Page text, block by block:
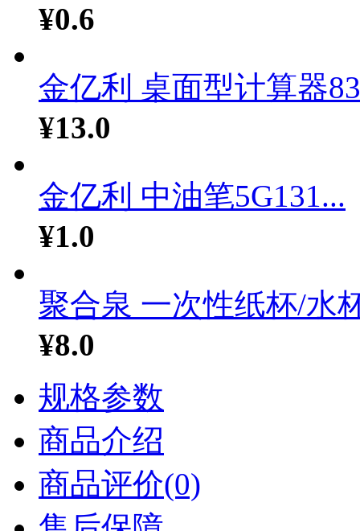
¥0.6
金亿利 桌面型计算器
¥13.0
金亿利 中油笔5G131...
¥1.0
聚合泉 一次性纸杯/水
¥8.0
规格参数
商品介绍
商品评价(0)